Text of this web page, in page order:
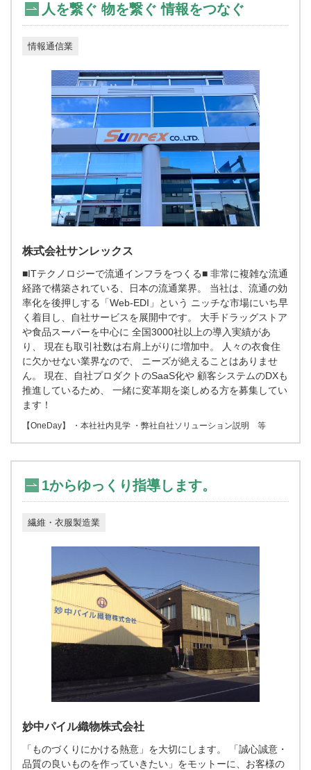
人を繋ぐ 物を繋ぐ 情報をつなぐ
情報通信業
株式会社サンレックス
■ITテクノロジーで流通インフラをつくる■ 非常に複雑な流通
経路で構築されている、日本の流通業界。 当社は、流通の効
率化を後押しする「Web-EDI」という ニッチな市場にいち早
く着目し、自社サービスを展開中です。 大手ドラッグストア
や食品スーパーを中心に 全国3000社以上の導入実績があ
り、 現在も取引社数は右肩上がりに増加中。 人々の衣食住
に欠かせない業界なので、 ニーズが絶えることはありませ
ん。 現在、自社プロダクトのSaaS化や 顧客システムのDXも
推進しているため、 一緒に変革期を楽しめる方を募集してい
ます！
【OneDay】 ・本社社内見学 ・弊社自社ソリューション説明 等
1からゆっくり指導します。
繊維・衣服製造業
妙中パイル織物株式会社
「ものづくりにかける熱意」を大切にします。 「誠心誠意・
品質の良いものを作っていきたい」をモットーに、お客様の